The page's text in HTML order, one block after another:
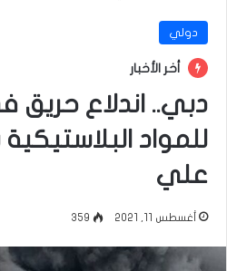
دولي
أخر الأخبار
دبي.. اندلاع
للمواد
علي
أغسطس 11, 2021 359